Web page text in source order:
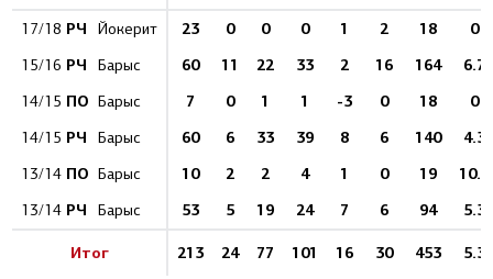
17/18 РЧ Йокерит 23 0 0 0 1 2 18 0
15/16 РЧ Барыс 60 11 22 33 2 16 164 6.7
14/15 ПО Барыс 7 0 1 1 -3 0 18 0
14/15 РЧ Барыс 60 6 33 39 8 6 140 4.3
13/14 ПО Барыс 10 2 2 4 1 0 19 10.5
13/14 РЧ Барыс 53 5 19 24 7 6 94 5.3
Итог 213 24 77 101 16 30 453 5.3